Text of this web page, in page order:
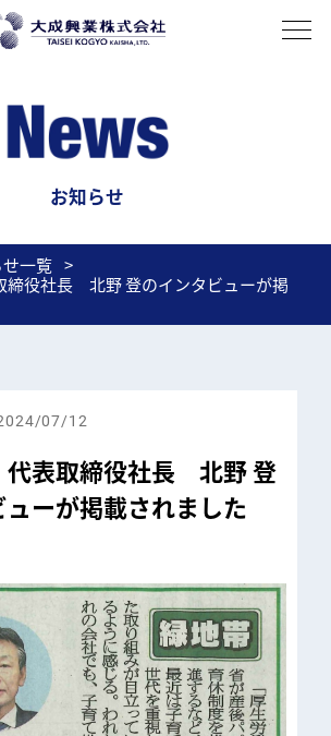
て
事業紹介
鋼板加工
わせ
お知らせ
一覧
役社長 北野 登のインタビューが掲
07/12
表取締役社長 北野 登
ーが掲載されました